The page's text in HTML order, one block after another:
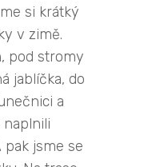
si krátký
v zimě.
pod stromy
jablíčka, do
a
naplnili
pak jsme se